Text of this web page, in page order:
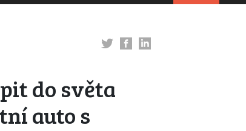
do světa
auto s